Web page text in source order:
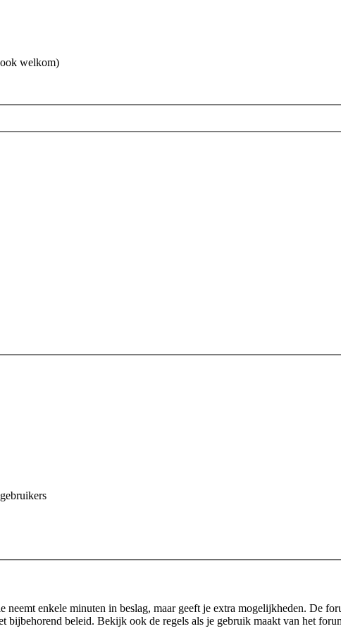
welkom)
enkele minuten in beslag, maar geeft je extra mogelijkheden. De
bijbehorend beleid. Bekijk ook de regels als je gebruik maakt van het